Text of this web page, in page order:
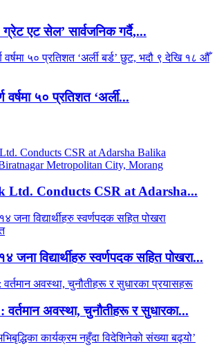
एट सेल’ सार्वजनिक गर्दै,...
५० प्रतिशत ‘अर्ली...
Ltd. Conducts CSR at Adarsha...
जना विद्यार्थीहरु स्वर्णपदक सहित पोखरा...
वर्तमान अवस्था, चुनौतीहरू र सुधारका...